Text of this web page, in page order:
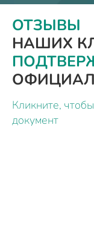
ОТЗЫВЫ
НАШИХ
Кликните,
документ